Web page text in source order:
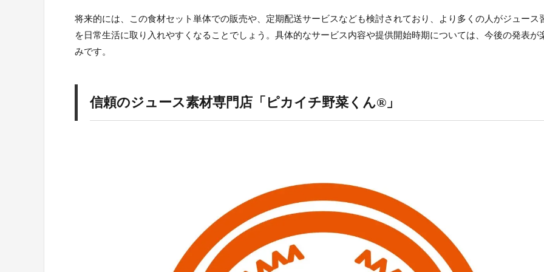
将来的には、この食材セット単体での販売や、定期配送サービスなども検討されており、より多くの人がジュース
を日常生活に取り入れやすくなることでしょう。具体的なサービス内容や提供開始時期については、今後の発表が
みです。
信頼のジュース素材専門店「ピカイチ野菜くん®」